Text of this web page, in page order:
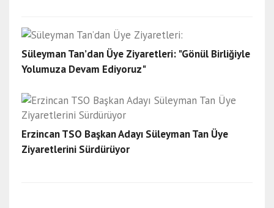
Süleyman Tan’dan Üye Ziyaretleri: "Gönül Birliğiyle
Yolumuza Devam Ediyoruz"
Erzincan TSO Başkan Adayı Süleyman Tan Üye
Ziyaretlerini Sürdürüyor